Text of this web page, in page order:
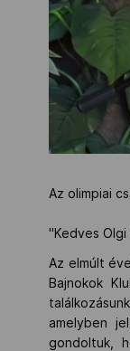
Az olimpiai
"Kedves Olgi
Az elmúlt
Bajnokok
amelyben
gondoltuk,